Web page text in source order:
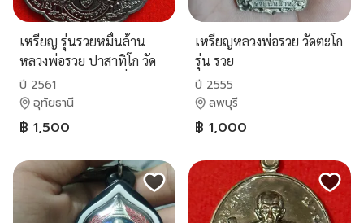
เหรียญ รุ่นรวยหมื่นล้าน
หลวงพ่อรวย ปาสาทิโก วัด
ตะโก จ.อยุธยา ออกที่วัดหัว
คุ้ง ปี2561 เนื้อตกั่วหน้ากาก
ทอง
ทิพย์(ใหญ่)สร้าง1000เหรียญ
ตอกโค๊ต155 (รับป
ปี 2561
อุทัยธานี
฿ 1,500
เหรียญหลวงพ่อรวย วัดตะโก
รุ่น รวย
ปี 2555
ลพบุรี
฿ 1,000